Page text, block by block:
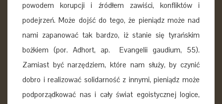
powodem korupcji i źródłem zawiści, konfliktów i
podejrzeń. Może dojść do tego, że pieniądz może nad
nami zapanować tak bardzo, iż stanie się tyrańskim
bożkiem (por. Adhort, ap. Evangelii gaudium, 55).
Zamiast być narzędziem, które nam służy, by czynić
dobro i realizować solidarność z innymi, pieniądz może
podporządkować nas i cały świat egoistycznej logice,